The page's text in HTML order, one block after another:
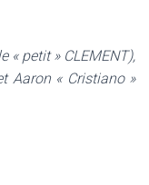
« petit » CLEMENT),
Aaron « Cristiano »